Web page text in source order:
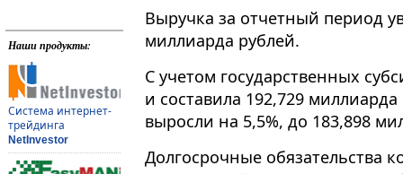
Наши продукты:
Система интернет-
трейдинга
NetInvestor
Выручка за отчетный период
миллиарда рублей.
С учетом государственных
и составила 192,729
выросли на 5,5%, до 183,898
Долгосрочные обязательства